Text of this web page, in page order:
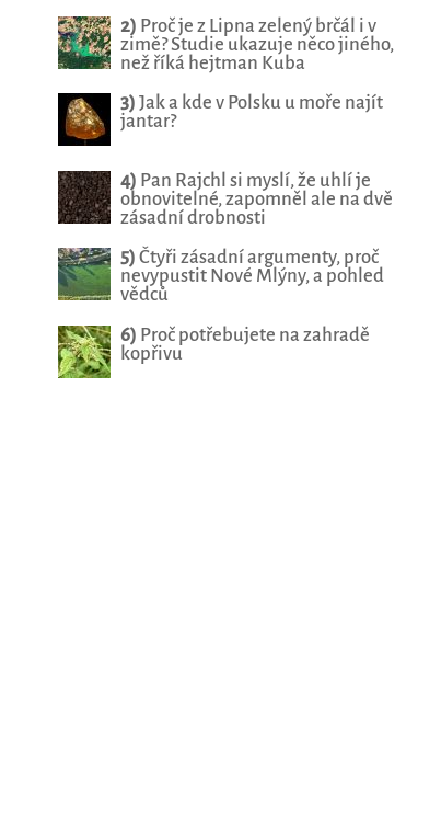
2) Proč je z Lipna zelený brčál i v
zimě? Studie ukazuje něco jiného,
než říká hejtman Kuba
3) Jak a kde v Polsku u moře najít
jantar?
4) Pan Rajchl si myslí, že uhlí je
obnovitelné, zapomněl ale na dvě
zásadní drobnosti
5) Čtyři zásadní argumenty, proč
nevypustit Nové Mlýny, a pohled
vědců
6) Proč potřebujete na zahradě
kopřivu